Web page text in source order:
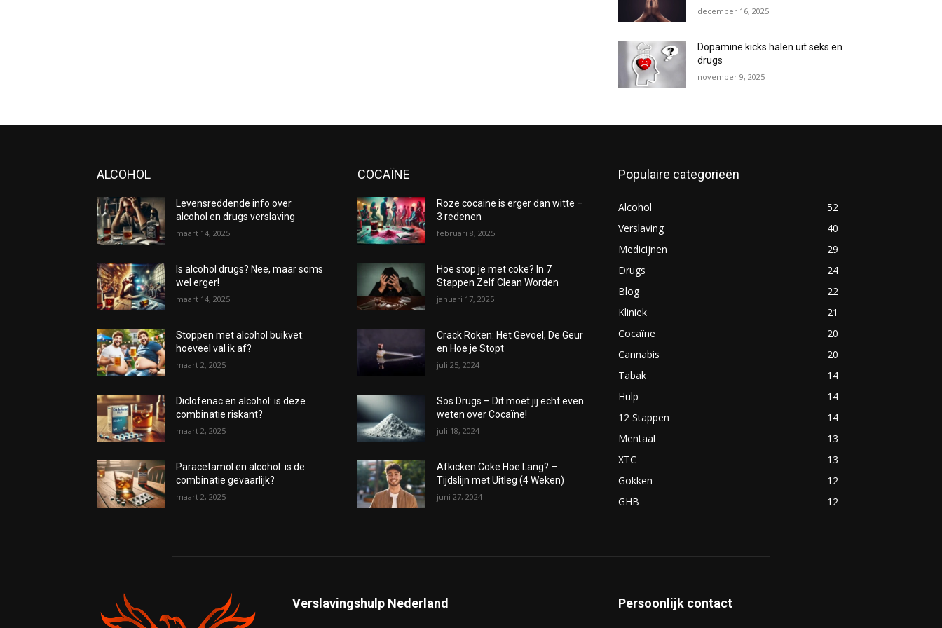
december 16, 2025
Dopamine kicks halen uit seks en
drugs
november 9, 2025
ALCOHOL
Levensreddende info over
alcohol en drugs verslaving
maart 14, 2025
Is alcohol drugs? Nee, maar soms
wel erger!
maart 14, 2025
Stoppen met alcohol buikvet:
hoeveel val ik af?
maart 2, 2025
Diclofenac en alcohol: is deze
combinatie riskant?
maart 2, 2025
Paracetamol en alcohol: is de
combinatie gevaarlijk?
maart 2, 2025
COCAÏNE
Roze cocaine is erger dan witte –
3 redenen
februari 8, 2025
Hoe stop je met coke? In 7
Stappen Zelf Clean Worden
januari 17, 2025
Crack Roken: Het Gevoel, De Geur
en Hoe je Stopt
juli 25, 2024
Sos Drugs – Dit moet jij echt even
weten over Cocaïne!
juli 18, 2024
Afkicken Coke Hoe Lang? –
Tijdslijn met Uitleg (4 Weken)
juni 27, 2024
Populaire categorieën
Alcohol
52
Verslaving
40
Medicijnen
29
Drugs
24
Blog
22
Kliniek
21
Cocaïne
20
Cannabis
20
Tabak
14
Hulp
14
12 Stappen
14
Mentaal
13
XTC
13
Gokken
12
GHB
12
Verslavingshulp Nederland Persoonlijk contact